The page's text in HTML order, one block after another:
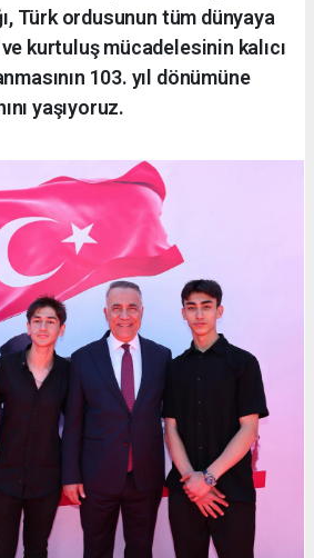
Türk ordusunun tüm dünyaya
kurtuluş mücadelesinin kalıcı
103. yıl dönümüne
yaşıyoruz.